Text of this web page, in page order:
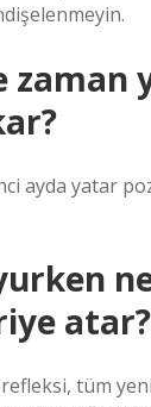
zaman
ayda yatar
atar?
refleksi, tüm